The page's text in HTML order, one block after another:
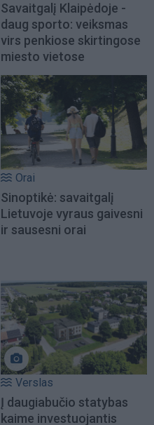
Savaitgalį Klaipėdoje -
daug sporto: veiksmas
virs penkiose skirtingose
miesto vietose
Orai
Sinoptikė: savaitgalį
Lietuvoje vyraus gaivesni
ir sausesni orai
Verslas
Į daugiabučio statybas
kaime investuojantis